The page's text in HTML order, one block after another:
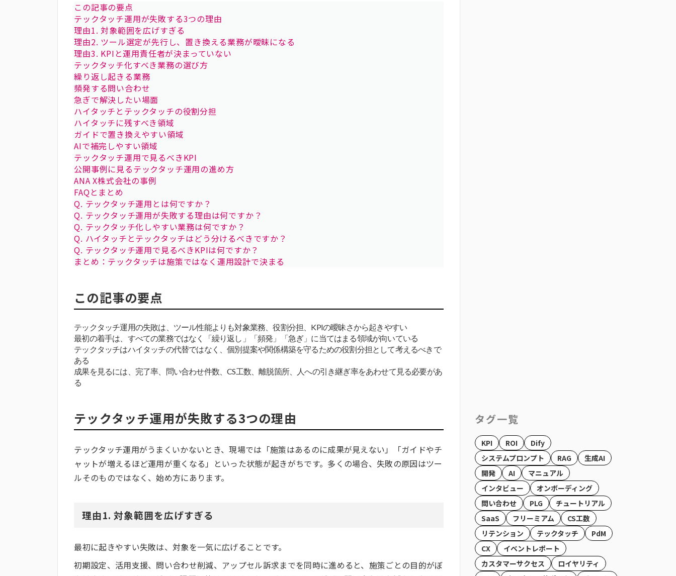
この記事の要点
テックタッチ運用が失敗する3つの理由
理由1. 対象範囲を広げすぎる
理由2. ツール選定が先行し、置き換える業務が曖昧になる
理由3. KPIと運用責任者が決まっていない
テックタッチ化すべき業務の選び方
繰り返し起きる業務
頻発する問い合わせ
急ぎで解決したい場面
ハイタッチとテックタッチの役割分担
ハイタッチに残すべき領域
ガイドで置き換えやすい領域
AIで補完しやすい領域
テックタッチ運用で見るべきKPI
公開事例に見るテックタッチ運用の進め方
ANA X株式会社の事例
FAQとまとめ
Q. テックタッチ運用とは何ですか？
Q. テックタッチ運用が失敗する理由は何ですか？
Q. テックタッチ化しやすい業務は何ですか？
Q. ハイタッチとテックタッチはどう分けるべきですか？
Q. テックタッチ運用で見るべきKPIは何ですか？
まとめ：テックタッチは施策ではなく運用設計で決まる
この記事の要点
テックタッチ運用の失敗は、ツール性能よりも対象業務、役割分担、KPIの曖昧さから起きやすい
最初の着手は、すべての業務ではなく「繰り返し」「頻発」「急ぎ」に当てはまる領域が向いている
テックタッチはハイタッチの代替ではなく、個別提案や関係構築を守るための役割分担として考えるべきで
ある
成果を見るには、完了率、問い合わせ件数、CS工数、離脱箇所、人への引き継ぎ率をあわせて見る必要があ
る
テックタッチ運用が失敗する3つの理由
テックタッチ運用がうまくいかないとき、現場では「施策はあるのに成果が見えない」「ガイドやチ
ャットが増えるほど運用が重くなる」といった状態が起きがちです。多くの場合、失敗の原因はツー
ルそのものではなく、始め方にあります。
理由1. 対象範囲を広げすぎる
最初に起きやすい失敗は、対象を一気に広げることです。
初期設定、活用支援、問い合わせ削減、アップセル訴求までを同時に進めると、施策ごとの目的がぼ
タグ一覧
KPI ROI
Dify
システムプロンプト
RAG
生成AI
開発
AI
マニュアル
インタビュー
オンボーディング
問い合わせ
PLG
チュートリアル
SaaS
フリーミアム
CS工数
リテンション
テックタッチ
PdM
CX
イベントレポート
カスタマーサクセス
ロイヤリティ